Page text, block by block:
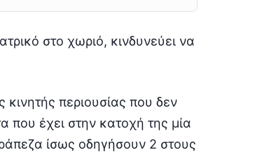
στο χωριό, κινδυνεύει να
κινητής περιουσίας που δεν
που έχει στην κατοχή της μία
ίσως οδηγήσουν 2 στους